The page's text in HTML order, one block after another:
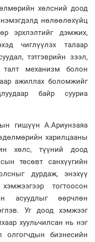
хөлсний доод
нөлөөлөхүйц
эрхлэлтийг дэмжих,
чиглүүлэх талаар
тэтгэврийн зээл,
механизм болон
ажиллах боломжийг
байр сууриа
гишүүн А.Ариунзаяа
харилцааны
хөлс, түүний доод
төсөвт санхүүгийн
дурдаж, энэхүү
тогтоосон
асуудлыг өөрчлөн
Уг доод хэмжээг
хуульчилсан нь нэг
бизнесийн